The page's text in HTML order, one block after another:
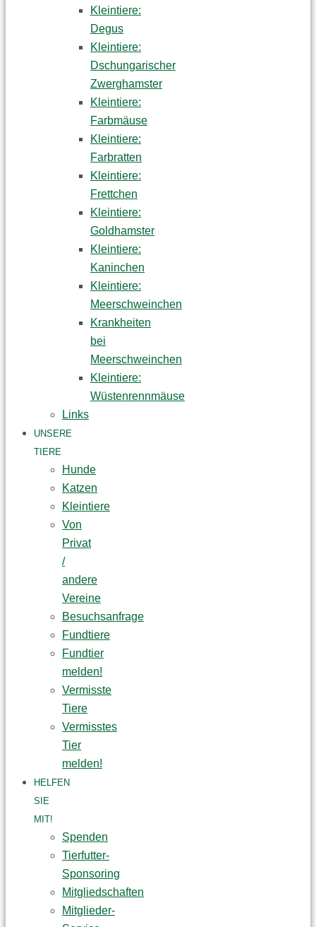
Kleintiere:
Degus
Kleintiere:
Dschungarischer
Zwerghamster
Kleintiere:
Farbmäuse
Kleintiere:
Farbratten
Kleintiere:
Frettchen
Kleintiere:
Goldhamster
Kleintiere:
Kaninchen
Kleintiere:
Meerschweinchen
Krankheiten
bei
Meerschweinchen
Kleintiere:
Wüstenrennmäuse
Links
UNSERE
TIERE
Hunde
Katzen
Kleintiere
Von
Privat
/
andere
Vereine
Besuchsanfrage
Fundtiere
Fundtier
melden!
Vermisste
Tiere
Vermisstes
Tier
melden!
HELFEN
SIE
MIT!
Spenden
Tierfutter-
Sponsoring
Mitgliedschaften
Mitglieder-